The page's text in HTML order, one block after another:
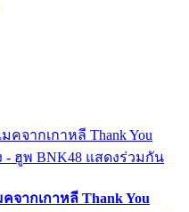
จากเกาหลี Thank You